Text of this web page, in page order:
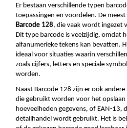
Er bestaan verschillende typen
Barcode 128, die vaak wordt ingezet
Dit type barcode is veelzijdig, omdat
alfanumerieke tekens kan bevatten.
ideaal voor situaties waarin
zoals cijfers, letters en speciale
worden.
Naast Barcode 128 zijn er ook
die gebruikt worden voor het opslaan
hoeveelheden gegevens, of EAN-13,
detailhandel wordt gebruikt. Het is